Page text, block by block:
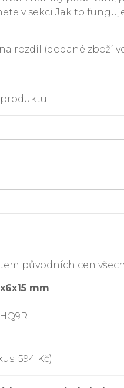
v sekci Jak to
(dodané zboží
původních cen
mm
594 Kč)